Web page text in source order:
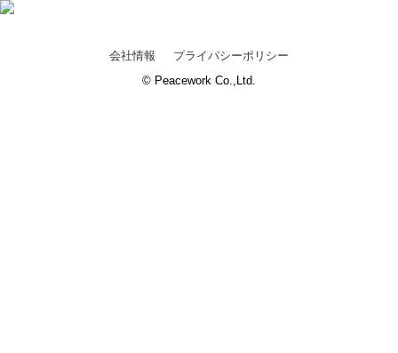
会社情報
プライバシーポリシー
© Peacework Co.,Ltd.